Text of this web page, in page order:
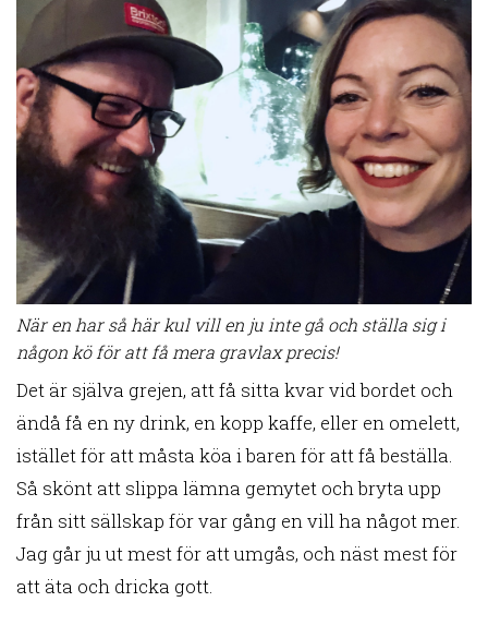
När en har så här kul vill en ju inte gå och ställa sig i
någon kö för att få mera gravlax precis!
Det är själva grejen, att få sitta kvar vid bordet och
ändå få en ny drink, en kopp kaffe, eller en omelett,
istället för att måsta köa i baren för att få beställa.
Så skönt att slippa lämna gemytet och bryta upp
från sitt sällskap för var gång en vill ha något mer.
Jag går ju ut mest för att umgås, och näst mest för
att äta och dricka gott.